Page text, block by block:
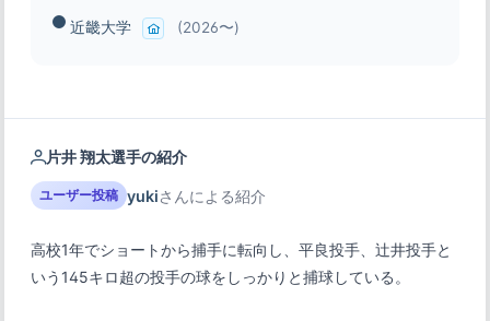
近畿大学 (2026〜)
片井 翔太選手の紹介
ユーザー投稿 yukiさんによる紹介
高校1年でショートから捕手に転向し、平良投手、辻井投手と